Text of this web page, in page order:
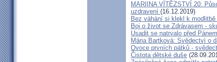
MARIINA VÍTĚZSTVÍ 20:
uzdravení (16.12.2019)
Bez váhání si klekl k
Boj o život se Zdrávasem -
Usadit se natrvalo před Pánem
Mária Bartková: Svědectví o
Ovoce prvních pátků -
Čistota dětské duše